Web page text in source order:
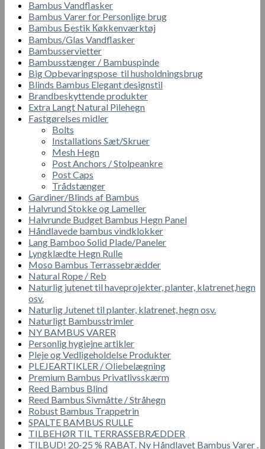
Bambus Vandflasker
Bambus Varer for Personlige brug
Bambus Бestik Кøkkenværktøj
Bambus/Glas Vandflasker
Bambusservietter
Bambusstænger / Bambuspinde
Big Opbevaringspose til husholdningsbrug
Blinds Bambus Elegant designstil
Brandbeskyttende produkter
Extra Langt Natural Pilehegn
Fastgørelses midler
Bolts
Installations Sæt/Skruer
Mesh Hegn
Post Anchors / Stolpeankre
Post Caps
Trådstænger
Gardiner/Blinds af Bambus
Halvrund Stokke og Lameller
Halvrunde Budget Bambus Hegn Panel
Håndlavede bambus vindklokker
Lang Bamboo Solid Plade/Paneler
Lyngklædte Hegn Rulle
Moso Bambus Terrassebrædder
Natural Rope / Reb
Naturlig jutenet til haveprojekter, planter, klatrenet,hegn
osv.
Naturlig Jutenet til planter, klatrenet, hegn osv.
Naturligt Bambusstrimler
NY BAMBUS VARER
Personlig hygiejne artikler
Pleje og Vedligeholdelse Produkter
PLEJEARTIKLER / Oliebelægning
Premium Bambus Privatlivsskærm
Reed Bambus Blind
Reed Bambus Sivmåtte / Stråhegn
Robust Bambus Trappetrin
SPALTE BAMBUS RULLE
TILBEHØR TIL TERRASSEBRÆDDER
TILBUD! 20-25 % RABAT. Ny Håndlavet Bambus Varer .